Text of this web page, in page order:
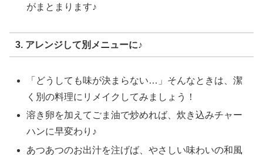
がまとまります♪
3. アレンジして別メニューに♪
「どうしても味が決まらない…」そんなときは、潔
く別の料理にリメイクしてみましょう！
溶き卵を加えてごま油で炒めれば、炊き込みチャー
ハンに早変わり♪
あつあつのお出汁を注げば、やさしい味わいの和風